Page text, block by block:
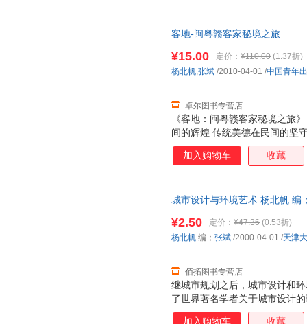
客地-闽粤赣客家秘境之旅
《客地：闽粤赣客家秘境之旅
间的辉煌 传统美德在民间的坚
的人文地理 陆海交汇凝聚的斑
有的心灵桃潭 推开那扇古老的
¥15.00 定价： ¥110.00 (1.37折)
卓尔图书专营店
杨北帆,张斌 /2010-04-01 /中国青年
加入购物车 收藏
城市设计与环境艺术 杨北帆 编
继城市规划之后，城市设计和
了世界著名学者关于城市设计
生过程中的逻辑与哲理，强调
¥2.50 定价： ¥47.36 (0.53折)
佰拓图书专营店
杨北帆 编； 张斌 /2000-04-01 /天津
加入购物车 收藏